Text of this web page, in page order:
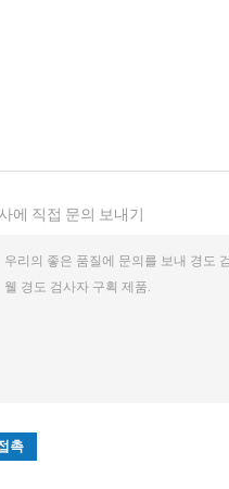
에 직접 문의 보내기